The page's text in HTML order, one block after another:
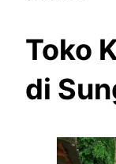
Toko
di